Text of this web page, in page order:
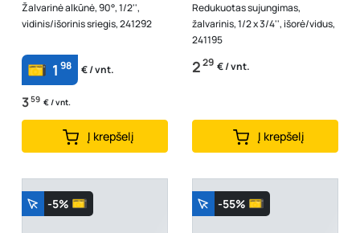
Žalvarinė alkūnė, 90°, 1/2'',
vidinis/išorinis sriegis, 241292
1 98 € / vnt.
359 € / vnt.
Į krepšelį
Redukuotas sujungimas,
žalvarinis, 1/2 x 3/4'', išorė/vidus,
241195
229 € / vnt.
Į krepšelį
-5% -55%